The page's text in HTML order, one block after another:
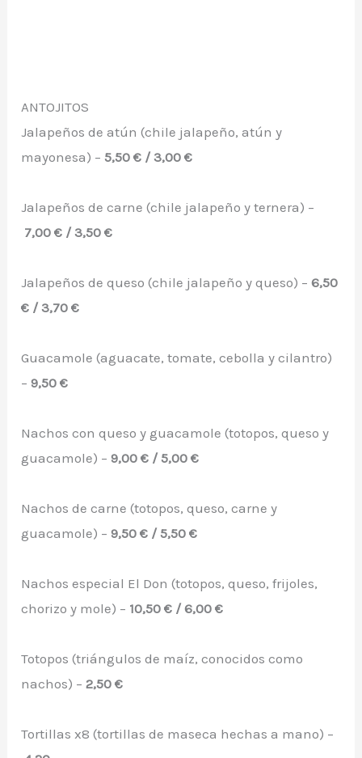
ANTOJITOS
Jalapeños de atún (chile jalapeño, atún y
mayonesa) –5,50 € / 3,00 €
Jalapeños de carne (chile jalapeño y ternera) –
7,00 € / 3,50 €
Jalapeños de queso (chile jalapeño y queso) –6,50
€ / 3,70 €
Guacamole (aguacate, tomate, cebolla y cilantro)
–9,50 €
Nachos con queso y guacamole (totopos, queso y
guacamole) –9,00 € / 5,00 €
Nachos de carne (totopos, queso, carne y
guacamole) –9,50 € / 5,50 €
Nachos especial El Don (totopos, queso, frijoles,
chorizo y mole) – 10,50 € / 6,00 €
Totopos (triángulos de maíz, conocidos como
nachos) –2,50 €
Tortillas x8 (tortillas de maseca hechas a mano) –